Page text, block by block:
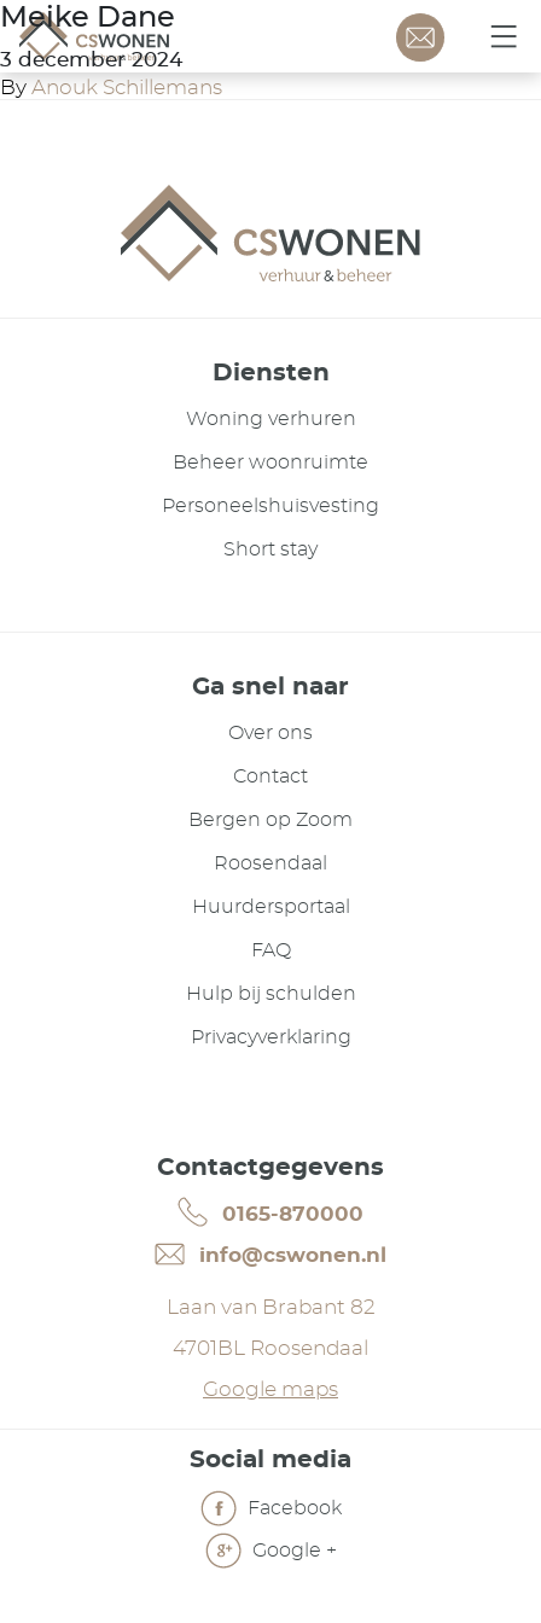
Meike Dane
3 december 2024
By Anouk Schillemans
Diensten
Woning verhuren
Beheer woonruimte
Personeelshuisvesting
Short stay
Ga snel naar
Over ons
Contact
Bergen op Zoom
Roosendaal
Huurdersportaal
FAQ
Hulp bij schulden
Privacyverklaring
Contactgegevens
0165-870000
info@cswonen.nl
Laan van Brabant 82
4701BL Roosendaal
Google maps
Social media
Facebook
Google +